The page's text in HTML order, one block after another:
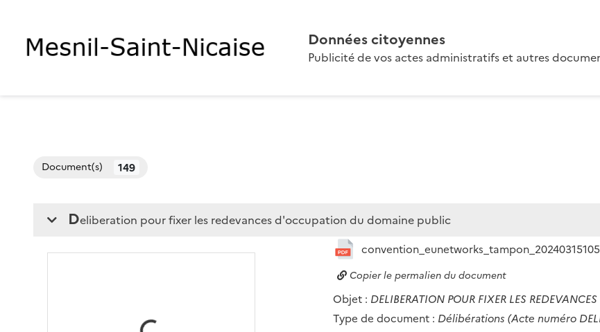
Données citoyennes
Publicité de vos actes administratifs et autres
Document(s) 149
deliberation pour fixer les redevances d'occupation du domaine public
Copier le permalien du document
Objet : DELIBERATION POUR FIXER LES
Type de document : Délibérations (Acte numéro